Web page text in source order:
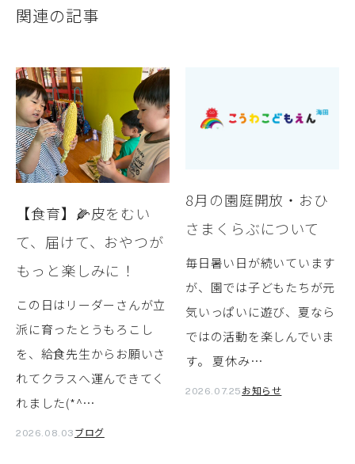
関連の記事
【食育】🌽皮をむい
て、届けて、おやつが
もっと楽しみに！
この日はリーダーさんが立
派に育ったとうもろこし
を、給食先生からお願いさ
れてクラスへ運んできてく
れました(*^…
2026.08.03 ブログ
8月の園庭開放・おひ
さまくらぶについて
毎日暑い日が続いています
が、園では子どもたちが元
気いっぱいに遊び、夏なら
ではの活動を楽しんでいま
す。 夏休み…
2026.07.25 お知らせ